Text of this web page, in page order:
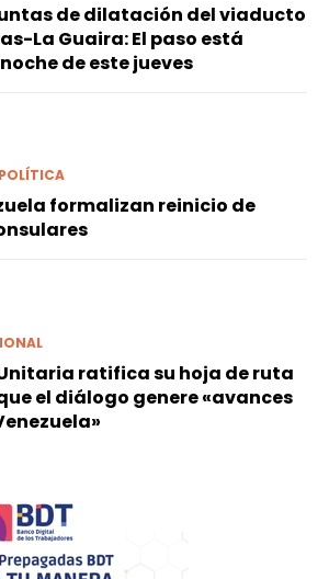
de dilatación del viaducto
La Guaira: El paso está
de este jueves
formalizan reinicio de
ratifica su hoja de ruta
el diálogo genere «avances